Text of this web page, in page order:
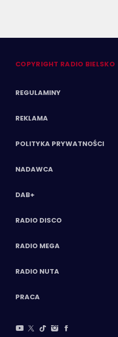
COPYRIGHT RADIO BIELSKO
REGULAMINY
REKLAMA
POLITYKA PRYWATNOŚCI
NADAWCA
DAB+
RADIO DISCO
RADIO MEGA
RADIO NUTA
PRACA